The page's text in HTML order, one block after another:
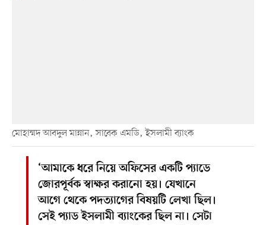
মোহাম্মদ আবদুল মান্নান, সাবেক এমডি, ইসলামী ব্যাংক
‘আমাকে ধরে নিয়ে অফিসের একটি প্যাডে
জোরপূর্বক স্বাক্ষর করানো হয়। যেখানে
আগে থেকে পদত্যাগের বিষয়টি লেখা ছিল।
সেই প্যাড ইসলামী ব্যাংকের ছিল না। সেটা